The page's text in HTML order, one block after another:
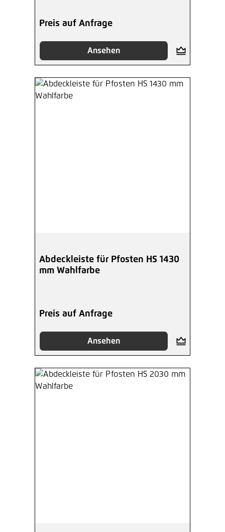
Preis auf Anfrage
Ansehen
Abdeckleiste für Pfosten HS 1430
mm Wahlfarbe
Preis auf Anfrage
Ansehen